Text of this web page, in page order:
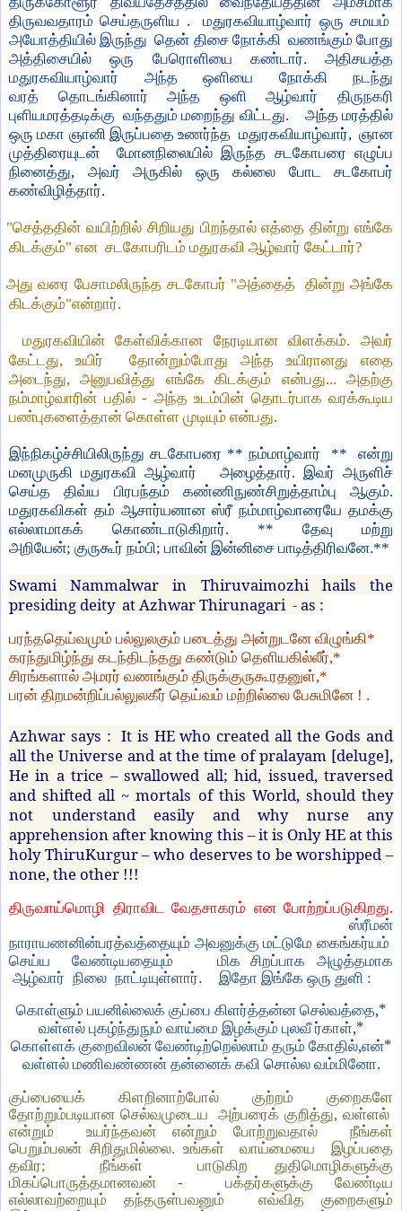
திருவவதாரம் செய்தருளிய . மதுரகவியாழ்வார் ஒரு சமயம்
அயோத்தியில் இருந்து தென் திசை நோக்கி வணங்கும் போது
அத்திசையில் ஒரு பேரொளியை கண்டார். அதிசயத்த
மதுரகவியாழ்வார் அந்த ஒளியை நோக்கி நடந்து
வரத் தொடங்கினார் அந்த ஒளி ஆழ்வார் திருநகரி
புளியமரத்தடிக்கு வந்ததும் மறைந்து விட்டது.
அந்த மரத்தில்
ஒரு மகா ஞானி இருப்பதை உணர்ந்த மதுரகவியாழ்வார், ஞான
முத்திரையுடன் மோனநிலையில் இருந்த சடகோபரை எழுப்ப
நினைத்து, அவர் அருகில் ஒரு கல்லை போட சடகோபர்
கண்விழித்தார்.
"செத்ததின் வயிற்றில் சிறியது பிறந்தால் எத்தை தின்று எங்கே
கிடக்கும்" என சடகோபரிடம் மதுரகவி ஆழ்வார் கேட்டார்?
அது வரை பேசாமலிருந்த சடகோபர் "அத்தைத் தின்று அங்கே
கிடக்கும்"என்றார்.
மதுரகவியின் கேள்விக்கான நேரடியான விளக்கம். அவர்
கேட்டது,உயிர்
தோன்றும்போது அந்த உயிரானது எதை
அடைந்து,அனுபவித்து எங்கே கிடக்கும் என்பது... அதற்கு
நம்மாழ்வாரின் பதில் - அந்த உடம்பின் தொடர்பாக வரக்கூடிய
பண்புகளைத்தான் கொள்ள முடியும் என்பது.
இந்நிகழ்ச்சியிலிருந்து சடகோபரை ** நம்மாழ்வார் **
என்று
மனமுருகி மதுரகவி ஆழ்வார் அழைத்தார். இவர் அருளிச்
செய்த திவ்ய பிரபந்தம் கண்ணிநுண்சிறுத்தாம்பு ஆகும்.
மதுரகவிகள் தம் ஆசார்யனான ஸ்ரீ நம்மாழ்வாரையே தமக்கு
எல்லாமாகக் கொண்டாடுகிறார். ** தேவு மற்று
அறியேன்; குருகூர் நம்பி; பாவின் இன்னிசை பாடித்திரிவனே.**
Swami Nammalwar in Thiruvaimozhi hails the
presiding deity at Azhwar Thirunagari - as :
பரந்ததெய்வமும் பல்லுலகும் படைத்து அன்றுடனே விழுங்கி*
கரந்துமிழ்ந்து கடந்திடந்தது கண்டும் தெளியகில்லீர்,*
சிரங்களால் அமரர் வணங்கும் திருக்குருகூரதனுள்,*
பரன் திறமன்றிப்பல்லுலகீர் தெய்வம் மற்றில்லை பேசுமினே ! .
Azhwar says : It is HE who created all the Gods and
all the Universe and at the time of pralayam [deluge],
He in a trice – swallowed all; hid, issued, traversed
and shifted all ~ mortals of this World, should they
not understand easily and why nurse any
apprehension after knowing this – it is Only HE at this
holy ThiruKurgur – who deserves to be worshipped –
none, the other !!!
திருவாய்மொழி திராவிட வேதசாகரம் என போற்றப்படுகிறது.
ஸ்ரீமன்
நாராயணனின்பரத்வத்தையும் அவனுக்கு மட்டுமே கைங்கர்யம்
செய்ய
வேண்டியதையும் மிக
சிறப்பாக அழுத்தமாக
ஆழ்வார் நிலை நாட்டியுள்ளார். இதோ இங்கே ஒரு துளி :
கொள்ளும் பயனில்லைக் குப்பை கிளர்த்தன்ன செல்வத்தை,*
வள்ளல் புகழ்ந்துநும் வாய்மை இழக்கும் புலவீ ர்காள்,*
கொள்ளக் குறைவிலன் வேண்டிற்றெல்லாம் தரும் கோதில்,என்*
வள்ளல் மணிவண்ணன் தன்னைக் கவி சொல்ல வம்மினோ.
குப்பையைக் கிளறினாற்போல் குற்றம் குறைகளே
தோற்றும்படியான செல்வமுடைய
அற்பரைக் குறித்து, வள்ளல்
என்றும்
உயர்ந்தவன் என்றும் போற்றுவதால்
நீங்கள்
பெறும்பலன் சிறிதுமில்லை. உங்கள்
வாய்மையை
இழப்பதை
தவிர;
நீங்கள்
பாடுகிற துதிமொழிகளுக்கு
மிகப்பொருத்தமானவன் -
பக்தர்களுக்கு வேண்டிய
எல்லாவற்றையும் தந்தருள்பவனும்
எவ்வித குறைகளும்